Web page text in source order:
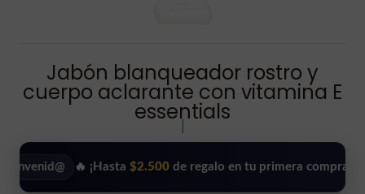
Jabón blanqueador rostro y
cuerpo aclarante con vitamina E
essentials
🔥 ¡Hasta$2.500de regalo en tu primera compra! •